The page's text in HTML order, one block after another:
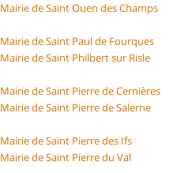
Mairie de Saint Ouen des Champs
Mairie de Saint Paul de Fourques
Mairie de Saint Philbert sur Risle
Mairie de Saint Pierre de Cernières
Mairie de Saint Pierre de Salerne
Mairie de Saint Pierre des Ifs
Mairie de Saint Pierre du Val